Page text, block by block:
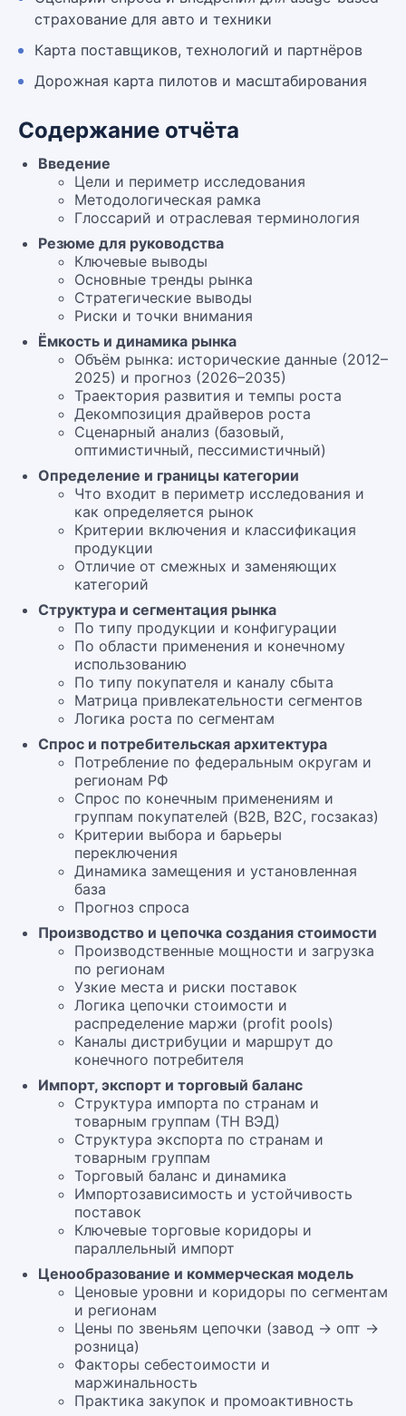
страхование для авто и техники
Карта поставщиков, технологий и партнёров
Дорожная карта пилотов и масштабирования
Содержание отчёта
Введение
Цели и периметр исследования
Методологическая рамка
Глоссарий и отраслевая терминология
Резюме для руководства
Ключевые выводы
Основные тренды рынка
Стратегические выводы
Риски и точки внимания
Ёмкость и динамика рынка
Объём рынка: исторические данные (2012–
2025) и прогноз (2026–2035)
Траектория развития и темпы роста
Декомпозиция драйверов роста
Сценарный анализ (базовый,
оптимистичный, пессимистичный)
Определение и границы категории
Что входит в периметр исследования и
как определяется рынок
Критерии включения и классификация
продукции
Отличие от смежных и заменяющих
категорий
Структура и сегментация рынка
По типу продукции и конфигурации
По области применения и конечному
использованию
По типу покупателя и каналу сбыта
Матрица привлекательности сегментов
Логика роста по сегментам
Спрос и потребительская архитектура
Потребление по федеральным округам и
регионам РФ
Спрос по конечным применениям и
группам покупателей (B2B, B2C, госзаказ)
Критерии выбора и барьеры
переключения
Динамика замещения и установленная
база
Прогноз спроса
Производство и цепочка создания стоимости
Производственные мощности и загрузка
по регионам
Узкие места и риски поставок
Логика цепочки стоимости и
распределение маржи (profit pools)
Каналы дистрибуции и маршрут до
конечного потребителя
Импорт, экспорт и торговый баланс
Структура импорта по странам и
товарным группам (ТН ВЭД)
Структура экспорта по странам и
товарным группам
Торговый баланс и динамика
Импортозависимость и устойчивость
поставок
Ключевые торговые коридоры и
параллельный импорт
Ценообразование и коммерческая модель
Ценовые уровни и коридоры по сегментам
и регионам
Цены по звеньям цепочки (завод → опт →
розница)
Факторы себестоимости и
маржинальность
Практика закупок и промоактивность